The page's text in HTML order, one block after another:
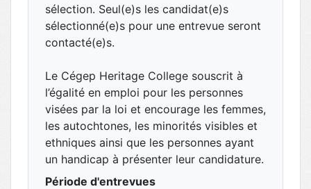
sélection. Seul(e)s les candidat(e)s
sélectionné(e)s pour une entrevue seront
contacté(e)s.
Le Cégep Heritage College souscrit à
l’égalité en emploi pour les personnes
visées par la loi et encourage les femmes,
les autochtones, les minorités visibles et
ethniques ainsi que les personnes ayant
un handicap à présenter leur candidature.
Période d'entrevues